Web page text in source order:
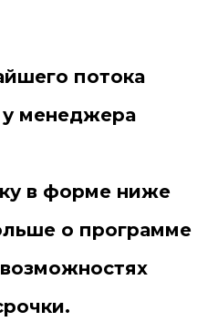
потока
у менеджера
в форме ниже
о программе